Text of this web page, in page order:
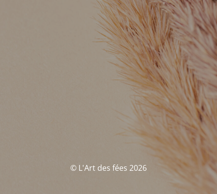
© L'Art des fées 2026